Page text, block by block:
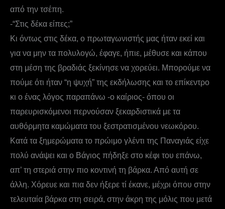
από την τσέπη.
-“Στις δέκα είπες;”
Κι όντως στις δέκα, ο πρωταγωνιστής μας ήταν εκεί και
για να μην τα πολυλογώ, έφαγε, ήπιε, μέθυσε και κάπου
στη μέση της βραδιάς ξεκίνησε να χορεύει. Μπορούμε να
πούμε ότι ήταν “η ψυχή” της εκδήλωσης και το επίκεντρο
κι ο ένας λόγος παραπάνω -ο καίριος- όπου οι
παρευρισκόμενοι περνούσαν ξεκαρδιστικά με τα
αυθόρμητα καμώματα του ξεστρατισμένου νεωκόρου.
Κατά τα ξημερώματα το πρώιμο γλέντι της Παναγιάς είχε
πολύ ανάψει και ο Βάγιος πήδηξε στο κέφι του επάνω,
απ’ τη στεριά στην πιο κοντινή τη βάρκα. Από αυτή σε
άλλη. Χόρευε και πια δεν ήξερε τί έκανε, μέχρι όπου στην
τελευταία βάρκα στη σειρά, στην άκρη της μόλις που μετά